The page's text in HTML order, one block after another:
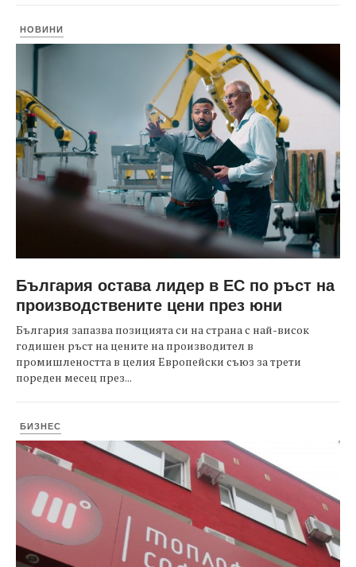
НОВИНИ
България остава лидер в ЕС по ръст на
производствените цени през юни
България запазва позицията си на страна с най-висок
годишен ръст на цените на производител в
промишлеността в целия Европейски съюз за трети
пореден месец през...
БИЗНЕС